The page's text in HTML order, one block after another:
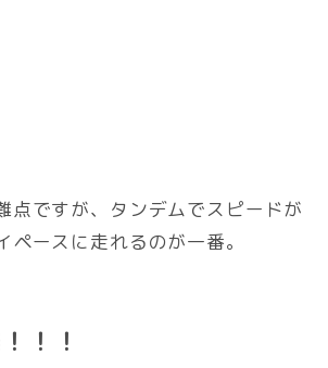
点ですが、タンデムでスピードが
ペースに走れるのが一番。
！！